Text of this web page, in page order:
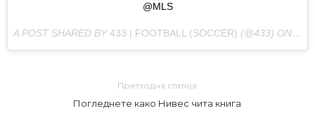
@MLS
A POST SHARED BY433 | FOOTBALL (SOCCER) (@433) ON
Претходна статија
Погледнете како Нивес чита книга